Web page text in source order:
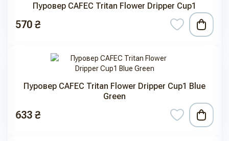
Пуровер CAFEC Tritan Flower Dripper Cup1
570 ₴
Пуровер CAFEC Tritan Flower Dripper Cup1 Blue
Green
633 ₴